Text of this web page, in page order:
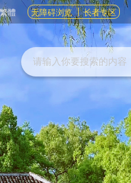
繁體 无障碍浏览 长者专区